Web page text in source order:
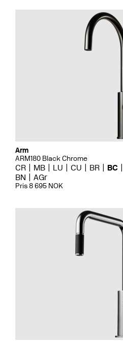
Arm
ARM180 Black Chrome
CR MB LU CU BR BC
BN
AGr
Pris 8 695 NOK